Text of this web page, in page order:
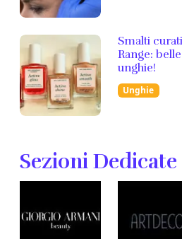
Smalti
Range:
unghie!
Unghie
Sezioni Dedicate